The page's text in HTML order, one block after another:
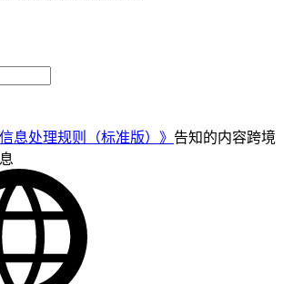
信息处理规则（标准版）》 告知的内容跨境